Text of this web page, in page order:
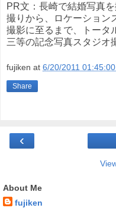
PR文：長崎で結婚写真
撮りから、ロケーション
撮影に至るまで、トータ
三等の記念写真スタジオ
fujiken at 6/20/2011
Share
‹
About Me
fujiken